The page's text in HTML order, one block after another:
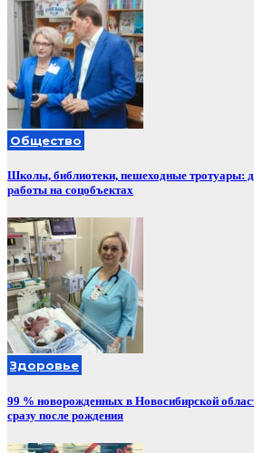
Общество
Школы, библиотеки, пешеходные тротуары:
работы на соцобъектах
Здоровье
99 % новорожденных в Новосибирской
сразу после рождения